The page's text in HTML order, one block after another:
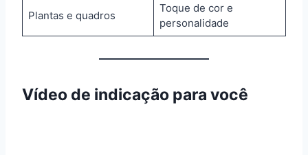
Plantas e quadros
Toque de cor e
personalidade
Vídeo de indicação para você